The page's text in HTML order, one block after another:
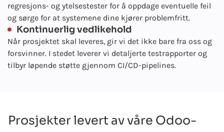
regresjons- og ytelsestester for å oppdage eventuelle feil
og sørge for at systemene dine kjører problemfritt.
Kontinuerlig vedlikehold
Når prosjektet skal leveres, gir vi det ikke bare fra oss og
forsvinner. I stedet leverer vi detaljerte testrapporter og
tilbyr løpende støtte gjennom CI/CD-pipelines.
Prosjekter levert av våre Odoo-